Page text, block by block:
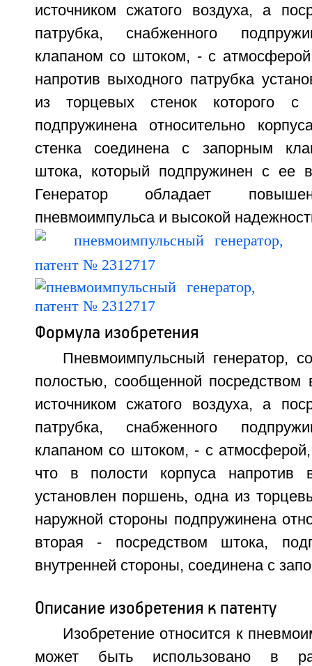
источником сжатого воздуха, а
патрубка, снабженного
клапаном со штоком, - с
напротив выходного патрубка
из торцевых стенок которого с
подпружинена относительно
стенка соединена с запорным
штока, который подпружинен с ее
Генератор обладает
пневмоимпульса и высокой
Формула изобретения
Пневмоимпульсный генератор,
полостью, сообщенной посредством
источником сжатого воздуха, а
патрубка, снабженного
клапаном со штоком, - с
что в полости корпуса напротив
установлен поршень, одна из
наружной стороны подпружинена
вторая - посредством штока,
внутренней стороны, соединена с
Описание изобретения к патенту
Изобретение относится к
может быть использовано в